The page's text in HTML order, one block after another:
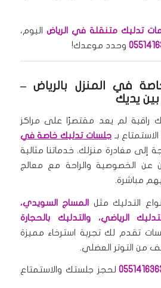
تدليك متنقلة في الرياض اليوم،
وحدد موعدك!
في المنزل بالرياض–
بين يديك
راقية لم يعد مقتصرًا على مراكز
بـجلسات تدليك خاصة في
إلى مغادرة منزلك. خدماتنا مثالية
عن الخصوصية والراحة مع معالج
مباشرة.
التدليك مثل المساج السويدي،
الرياضي، والتدليك بالحجارة
تقدم لك تجربة استرخاء مميزة
من التوتر العضلي.
لحجز جلستك والاستمتاع